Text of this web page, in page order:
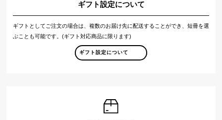
ギフト設定について
ギフトとしてご注文の場合は、複数のお届け先に配送することができ、短冊を選
ぶことも可能です。(ギフト対応商品に限ります)
ギフト設定について